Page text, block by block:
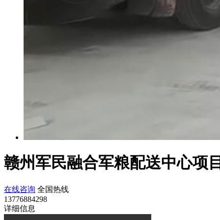
赣州军民融合军粮配送中心项
在线咨询 全国热线
13776884298
详细信息